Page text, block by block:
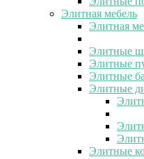
Элитная мебель
Элитная
Элитные
Элитные
Элитные
Элитные
Элитные